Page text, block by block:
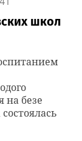
школ
на безе